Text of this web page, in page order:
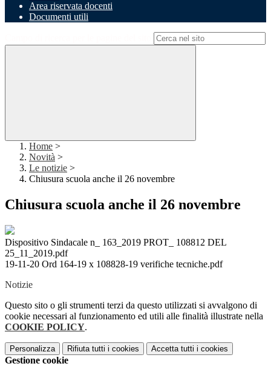
Area riservata docenti
Documenti utili
Home >
Novità >
Le notizie >
Chiusura scuola anche il 26 novembre
Chiusura scuola anche il 26 novembre
Dispositivo Sindacale n_ 163_2019 PROT_ 108812 DEL
25_11_2019.pdf
19-11-20 Ord 164-19 x 108828-19 verifiche tecniche.pdf
Notizie
Questo sito o gli strumenti terzi da questo utilizzati si avvalgono di
cookie necessari al funzionamento ed utili alle finalità illustrate nella
COOKIE POLICY.
Personalizza Rifiuta tutti i cookies Accetta tutti i cookies
Gestione cookie